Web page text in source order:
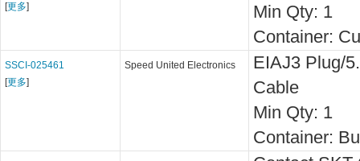
[更多]
Min Qty: 1
Container:
SSCI-025461
[更多]
Speed United Electronics
EIAJ3 Plug/
Cable
Min Qty: 1
Container: